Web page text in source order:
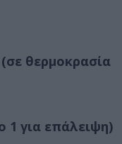
θερμοκρασία
1 για επάλειψη)